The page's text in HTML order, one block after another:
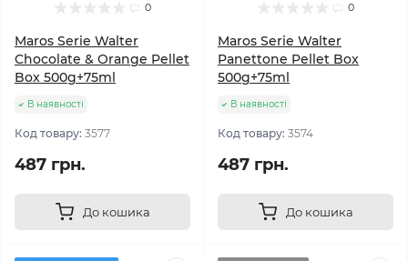
0
Maros Serie Walter
Chocolate & Orange Pellet
Box 500g+75ml
В наявності
Код товару: 3577
487 грн.
До кошика
0
Maros Serie Walter
Panettone Pellet Box
500g+75ml
В наявності
Код товару: 3574
487 грн.
До кошика